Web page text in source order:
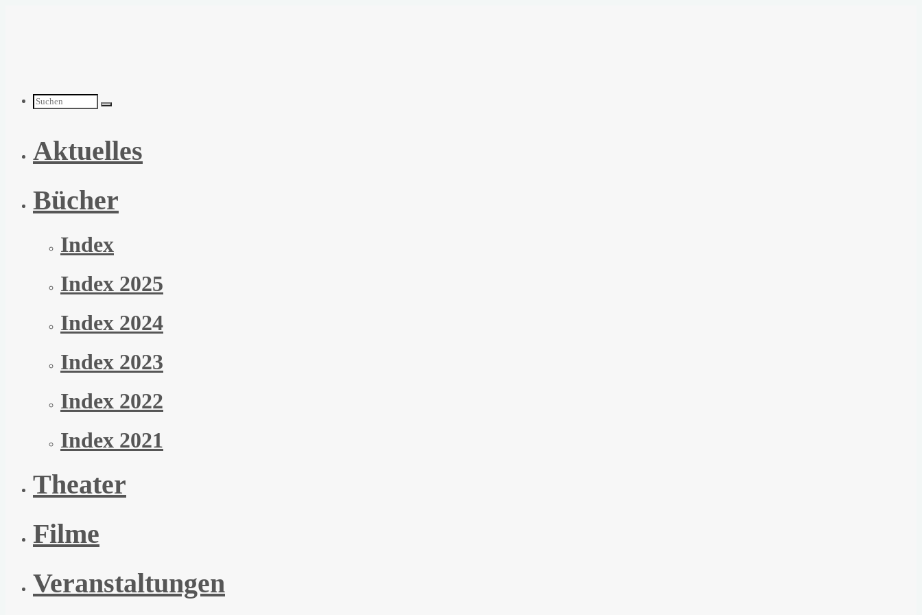
Suchen
nach:
Aktuelles
Bücher
Index
Index 2025
Index 2024
Index 2023
Index 2022
Index 2021
Theater
Filme
Veranstaltungen